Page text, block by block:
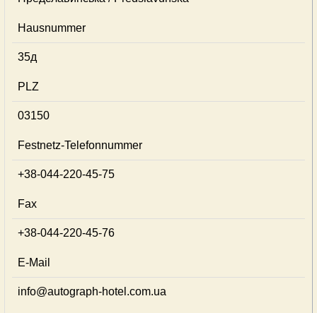
Hausnummer
35д
PLZ
03150
Festnetz-Telefonnummer
+38-044-220-45-75
Fax
+38-044-220-45-76
E-Mail
info@autograph-hotel.com.ua